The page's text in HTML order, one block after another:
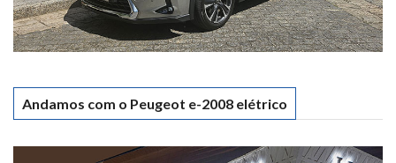
Andamos com o Peugeot e-2008 elétrico